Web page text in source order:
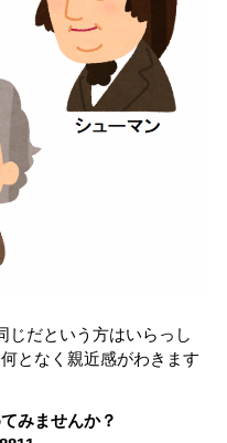
じだという方はいらっし
となく親近感がわきます
めてみませんか？